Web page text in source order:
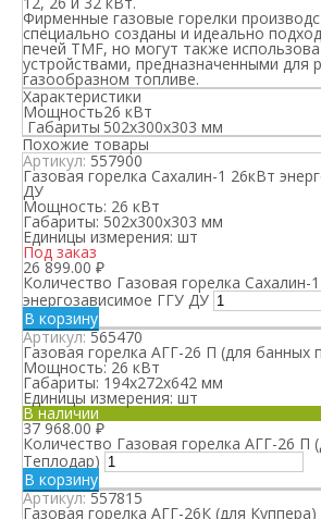
Фирменные газовые горелки
специально созданы и идеально
печей TMF, но могут также
устройствами, предназначенными для
газообразном топливе.
Характеристики
Мощность26 кВт
Габариты 502х300х303 мм
Похожие товары
Артикул:557900
Газовая горелка Сахалин-1 26кВт
ДУ
Мощность: 26 кВт
Габариты: 502х300х303 мм
Единицы измерения: шт
Под заказ
26 899.00 ₽
Количество Газовая горелка Сахалин-
энергозависимое ГГУ ДУ
В корзину
Артикул:565470
Газовая горелка АГГ-26 П (для банных
Мощность: 26 кВт
Габариты: 194х272х642 мм
Единицы измерения: шт
В наличии
37 968.00₽
Количество Газовая горелка АГГ-26 П
Теплодар)
В корзину
Артикул:557815
Газовая горелка АГГ-26К (для Куппера)